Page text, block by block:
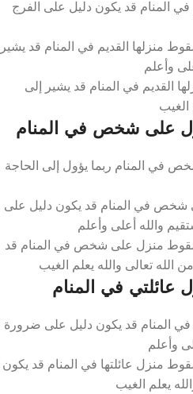
المنام قد يكون دليل على الفرج
منزلها القديم في المنام قد يشير
وأعلم
القديم في المنام قد يشير إلى
الغيب
على شخص في المنام
المنام ربما يؤول إلى الحاجة
شخص في المنام قد يكون دليل على
والله أعلى وأعلم
منزل على شخص في المنام قد
تعالى والله يعلم الغيب
في المنام
المنام قد يكون دليل على ضرورة
وأعلم
منزل عائلتها في المنام قد يكون
يعلم الغيب